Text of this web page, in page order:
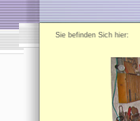
Sie befinden Sich